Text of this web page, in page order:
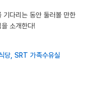
기다리는 동안 둘러볼 만한
소개한다!
당, SRT 가족수유실